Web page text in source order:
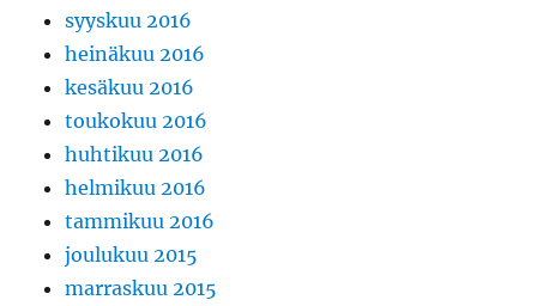
syyskuu 2016
heinäkuu 2016
kesäkuu 2016
toukokuu 2016
huhtikuu 2016
helmikuu 2016
tammikuu 2016
joulukuu 2015
marraskuu 2015